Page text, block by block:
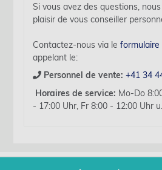
Si vous avez des questions,
plaisir de vous conseiller
Contactez-nous via le
appelant le:
Personnel de vente: +41 34
Horaires de service: Mo-Do
- 17:00 Uhr, Fr 8:00 - 12:00 Uhr